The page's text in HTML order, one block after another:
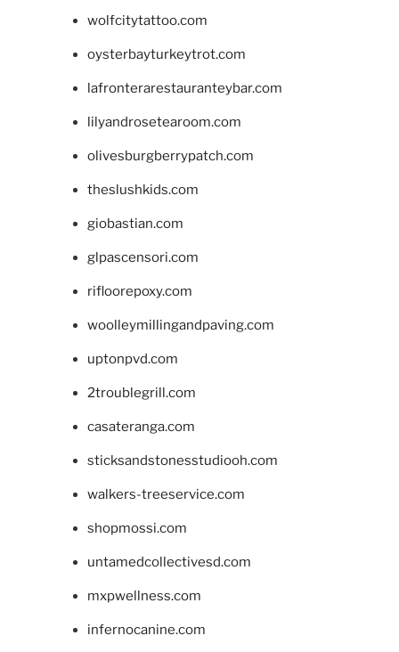
wolfcitytattoo.com
oysterbayturkeytrot.com
lafronterarestauranteybar.com
lilyandrosetearoom.com
olivesburgberrypatch.com
theslushkids.com
giobastian.com
glpascensori.com
rifloorepoxy.com
woolleymillingandpaving.com
uptonpvd.com
2troublegrill.com
casateranga.com
sticksandstonesstudiooh.com
walkers-treeservice.com
shopmossi.com
untamedcollectivesd.com
mxpwellness.com
infernocanine.com